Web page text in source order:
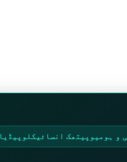
و ہومیوپیتھک انسائیکلوپیڈیا